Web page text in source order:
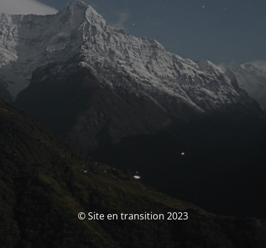
© Site en transition 2023